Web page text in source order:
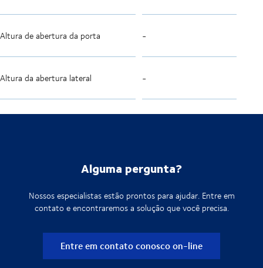
Altura de abertura da porta -
Altura da abertura lateral -
Alguma pergunta?
Nossos especialistas estão prontos para ajudar. Entre em
contato e encontraremos a solução que você precisa.
Entre em contato conosco on-line